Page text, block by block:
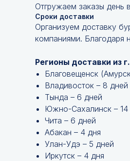
Отгружаем заказы день
Сроки доставки
Организуем доставку
компаниями. Благодаря
Регионы доставки из
Благовещенск
Владивосток – 8 дней
Тында – 6 дней
Южно-Сахалинск – 14
Чита – 6 дней
Абакан – 4 дня
Улан-Удэ – 5 дней
Иркутск – 4 дня